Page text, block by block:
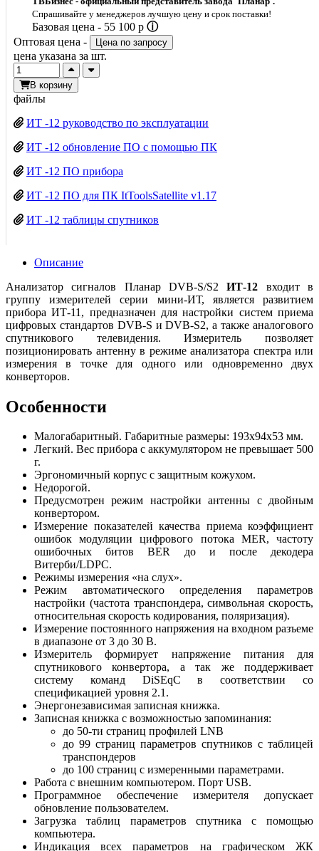
Спрашивайте у менеджеров лучшую цену и срок поставки!
Базовая цена - 55 100 p ⓘ
Оптовая цена -
Цена по запросу
цена указана за шт.
В корзину
файлы
ИТ -12 руководство по эксплуатации
ИТ -12 обновление ПО с помощью ПК
ИТ -12 ПО прибора
ИТ -12 ПО для ПК ItToolsSatellite v1.17
ИТ -12 таблицы спутников
Описание
Анализатор сигналов Планар DVB-S/S2ИТ-12 входит в
группу измерителей серии мини-ИТ, является развитием
прибора ИТ-11, предназначен для настройки систем приема
цифровых стандартов DVB-S и DVB-S2, а также аналогового
спутникового телевидения. Измеритель позволяет
позиционировать антенну в режиме анализатора спектра или
измерения в точке для одного или одновременно двух
конверторов.
Особенности
Малогабаритный. Габаритные размеры: 193x94x53 мм.
Легкий. Вес прибора с аккумулятором не превышает 500
г.
Эргономичный корпус с защитным кожухом.
Недорогой.
Предусмотрен режим настройки антенны с двойным
конвертором.
Измерение показателей качества приема коэффициент
ошибок модуляции цифрового потока MER, частоту
ошибочных битов BER до и после декодера
Витерби/LDPC.
Режимы измерения «на слух».
Режим автоматического определения параметров
настройки (частота транспондера, символьная скорость,
относительная скорость кодирования, поляризация).
Измерение постоянного напряжения на входном разъеме
в диапазоне от 3 до 30 В.
Измеритель формирует напряжение питания для
спутникового конвертора, а так же поддерживает
систему команд DiSEqC в соответствии со
спецификацией уровня 2.1.
Энергонезависимая записная книжка.
Записная книжка с возможностью запоминания:
до 50-ти страниц профилей LNB
до 99 страниц параметров спутников с таблицей
транспондеров
до 100 страниц с измеренными параметрами.
Работа с внешним компьютером. Порт USB.
Программное обеспечение измерителя допускает
обновление пользователем.
Загрузка таблиц параметров спутника с помощью
компьютера.
Индикация всех параметров на графическом ЖК